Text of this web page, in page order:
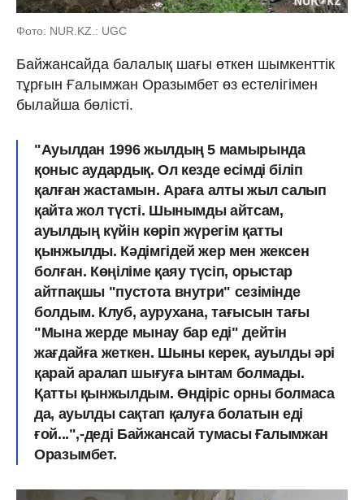
Фото: NUR.KZ.: UGC
Байжансайда балалық шағы өткен шымкенттік
тұрғын Ғалымжан Оразымбет өз естелігімен
былайша бөлісті.
"Ауылдан 1996 жылдың 5 мамырында
қоныс аудардық. Ол кезде есімді біліп
қалған жастамын. Араға алты жыл салып
қайта жол түсті. Шынымды айтсам,
ауылдың күйін көріп жүрегім қатты
қынжылды. Кәдімгідей жер мен жексен
болған. Көңіліме қаяу түсіп, орыстар
айтпақшы "пустота внутри" сезімінде
болдым. Клуб, аурухана, тағысын тағы
"Мына жерде мынау бар еді" дейтін
жағдайға жеткен. Шыны керек, ауылды әрі
қарай аралап шығуға ынтам болмады.
Қатты қынжылдым. Өндіріс орны болмаса
да, ауылды сақтап қалуға болатын еді
ғой...",-деді Байжансай тумасы Ғалымжан
Оразымбет.